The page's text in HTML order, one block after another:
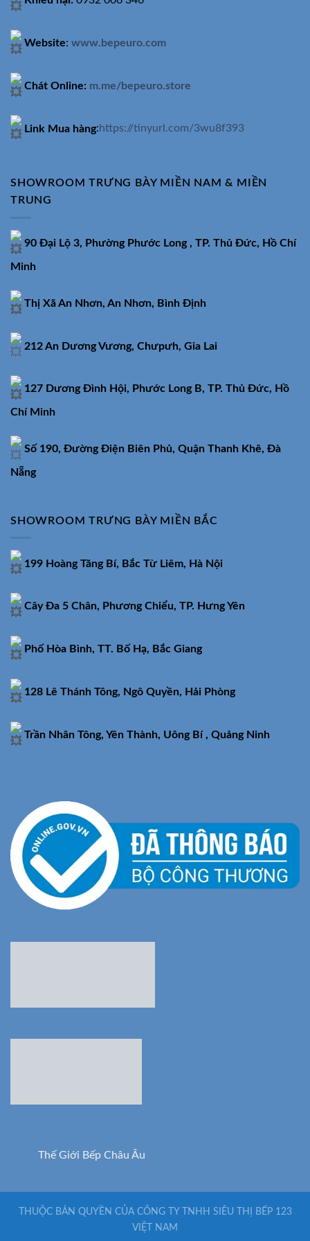
Website: www.bepeuro.com
Chát Online: m.me/bepeuro.store
Link Mua hàng:https://tinyurl.com/3wu8f393
SHOWROOM TRƯNG BÀY MIỀN NAM & MIỀN
TRUNG
90 Đại Lộ 3, Phường Phước Long , TP. Thủ Đức, Hồ Chí
Minh
Thị Xã An Nhơn, An Nhơn, Bình Định
212 An Dương Vương, Chưpưh, Gia Lai
127 Dương Đình Hội, Phước Long B, TP. Thủ Đức, Hồ
Chí Minh
Số 190, Đường Điện Biên Phủ, Quận Thanh Khê, Đà
Nẵng
SHOWROOM TRƯNG BÀY MIỀN BẮC
199 Hoàng Tăng Bí, Bắc Từ Liêm, Hà Nội
Cây Đa 5 Chân, Phương Chiểu, TP. Hưng Yên
Phố Hòa Bình, TT. Bố Hạ, Bắc Giang
128 Lê Thánh Tông, Ngô Quyền, Hải Phòng
Trần Nhân Tông, Yên Thành, Uông Bí , Quảng Ninh
Thế Giới Bếp Châu Âu
THUỘC BẢN QUYỀN CỦA CÔNG TY TNHH SIÊU THỊ BẾP 123